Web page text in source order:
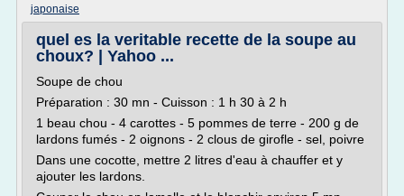
japonaise
quel es la veritable recette de la soupe au
choux? | Yahoo ...
Soupe de chou
Préparation : 30 mn - Cuisson : 1 h 30 à 2 h
1 beau chou - 4 carottes - 5 pommes de terre - 200 g de
lardons fumés - 2 oignons - 2 clous de girofle - sel, poivre
Dans une cocotte, mettre 2 litres d'eau à chauffer et y
ajouter les lardons.